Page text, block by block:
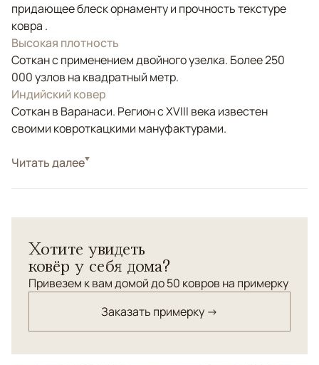
придающее блеск орнаменту и прочность текстуре
ковра .
Высокая плотность
Соткан с применением двойного узелка. Более 250
000 узлов на квадратный метр.
Индийский ковер
Соткан в Варанаси. Регион с XVIII века известен
своими ковроткацкими мануфактурами.
СтильКлассические
Читать далее
Хотите увидеть
ковёр у себя дома?
Привезем к вам домой до 50 ковров на примерку
Заказать примерку →